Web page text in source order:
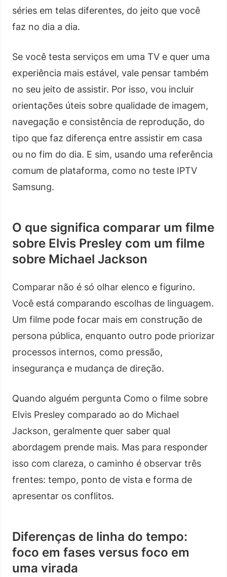
séries em telas diferentes, do jeito que você
faz no dia a dia.
Se você testa serviços em uma TV e quer uma
experiência mais estável, vale pensar também
no seu jeito de assistir. Por isso, vou incluir
orientações úteis sobre qualidade de imagem,
navegação e consistência de reprodução, do
tipo que faz diferença entre assistir em casa
ou no fim do dia. E sim, usando uma referência
comum de plataforma, como no teste IPTV
Samsung.
O que significa comparar um filme
sobre Elvis Presley com um filme
sobre Michael Jackson
Comparar não é só olhar elenco e figurino.
Você está comparando escolhas de linguagem.
Um filme pode focar mais em construção de
persona pública, enquanto outro pode priorizar
processos internos, como pressão,
insegurança e mudança de direção.
Quando alguém pergunta Como o filme sobre
Elvis Presley comparado ao do Michael
Jackson, geralmente quer saber qual
abordagem prende mais. Mas para responder
isso com clareza, o caminho é observar três
frentes: tempo, ponto de vista e forma de
apresentar os conflitos.
Diferenças de linha do tempo:
foco em fases versus foco em
uma virada